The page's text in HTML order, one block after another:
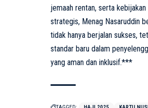
jemaah rentan, serta
strategis, Menag Nasaruddin
tidak hanya berjalan sukses,
standar baru dalam
yang aman dan inklusif.***